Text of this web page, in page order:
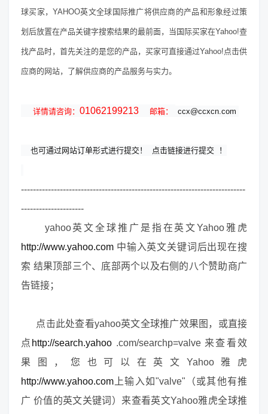
球买家，YAHOO英文全球国际推广将供应商的产品和形象经过策
划后放置在产品关键字搜索结果的最前面，当国际买家在Yahoo!查
找产品时，首先关注的是您的产品，买家可直接通过Yahoo!点击供
应商的网站，了解供应商的产品服务与实力。
详情请咨询： 01062199213 邮箱： ccx@ccxcn.com
也可通过网站订单形式进行提交！ 点击链接进行提交 ！
---------------------------------------------------------------------------
---------------------
yahoo英文全球推广是指在英文Yahoo雅虎
http://www.yahoo.com 中输入英文关键词后出现在搜
索 结果顶部三个、底部两个以及右侧的八个赞助商广
告链接；
点击此处查看yahoo英文全球推广效果图，或直接
点 http://search.yahoo .com/searchp=valve 来查看效
果图，您也可以在英文Yahoo雅虎
http://www.yahoo.com 上输入如"valve"（或其他有推
广 价值的英文关键词）来查看英文Yahoo雅虎全球推